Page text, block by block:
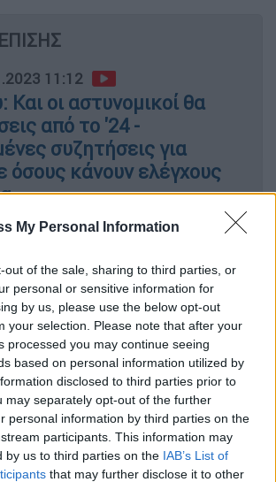
My Personal Information
out of the sale, sharing to third parties, or
personal or sensitive information for
by us, please use the below opt-out
your selection. Please note that after your
processed you may continue seeing
based on personal information utilized by
disclosed to third parties prior to
may separately opt-out of the further
personal information by third parties on the
participants. This information may
by us to third parties on the IAB’s List of
that may further disclose it to other
11:12
Και οι αστυνομικοί θα
από το '24 -
συζητήσεις για
όσους κάνουν ελέγχους
η απόφαση
τηναναστολή έως και
2024 της διενέργειας
,κατασχέσεων,αποβολών
κρατήσεων , καθώς και των
ενδίκων μέσων και
αφορούν σε εκκρεμείς
αναγκαστικής εκτέλεσης.